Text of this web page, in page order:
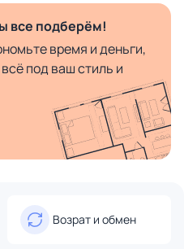
все подберём!
время и деньги,
под ваш стиль и
Возрат и обмен